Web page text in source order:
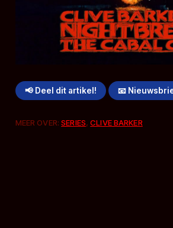
📢 Deel dit artikel! 📧
MEER OVER:SERIES,CLIVE BARKER